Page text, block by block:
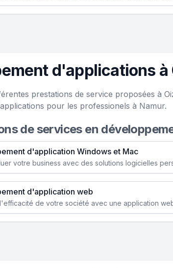
d'applications à
prestations de service proposées à
pour les professionels à Namur.
de services en
d'application Windows et Mac
d'application web